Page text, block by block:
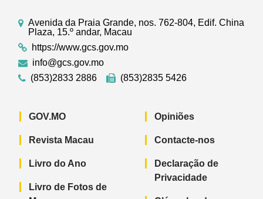
Avenida da Praia Grande, nos. 762-804, Edif. China
Plaza, 15.º andar, Macau
https://www.gcs.gov.mo
info@gcs.gov.mo
(853)2833 2886
(853)2835 5426
GOV.MO
Revista Macau
Livro do Ano
Livro de Fotos de
Opiniões
Contacte-nos
Declaração de
Privacidade